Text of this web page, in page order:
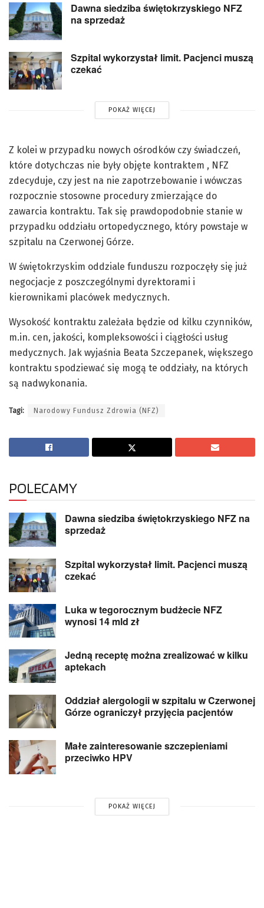
Dawna siedziba świętokrzyskiego NFZ
na sprzedaż
Szpital wykorzystał limit. Pacjenci muszą
czekać
POKAŻ WIĘCEJ
Z kolei w przypadku nowych ośrodków czy świadczeń,
które dotychczas nie były objęte kontraktem , NFZ
zdecyduje, czy jest na nie zapotrzebowanie i wówczas
rozpocznie stosowne procedury zmierzające do
zawarcia kontraktu. Tak się prawdopodobnie stanie w
przypadku oddziału ortopedycznego, który powstaje w
szpitalu na Czerwonej Górze.
W świętokrzyskim oddziale funduszu rozpoczęły się już
negocjacje z poszczególnymi dyrektorami i
kierownikami placówek medycznych.
Wysokość kontraktu zależała będzie od kilku czynników,
m.in. cen, jakości, kompleksowości i ciągłości usług
medycznych. Jak wyjaśnia Beata Szczepanek, większego
kontraktu spodziewać się mogą te oddziały, na których
są nadwykonania.
Tagi: Narodowy Fundusz Zdrowia (NFZ)
POLECAMY
Dawna siedziba świętokrzyskiego NFZ na
sprzedaż
Szpital wykorzystał limit. Pacjenci muszą
czekać
Luka w tegorocznym budżecie NFZ
wynosi 14 mld zł
Jedną receptę można zrealizować w kilku
aptekach
Oddział alergologii w szpitalu w Czerwonej
Górze ograniczył przyjęcia pacjentów
Małe zainteresowanie szczepieniami
przeciwko HPV
POKAŻ WIĘCEJ